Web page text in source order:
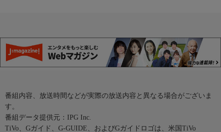
番組内容、放送時間などが実際の放送内容と異なる場合がございま
す。
番組データ提供元：IPG Inc.
TiVo、Gガイド、G-GUIDE、およびGガイドロゴは、米国TiVo